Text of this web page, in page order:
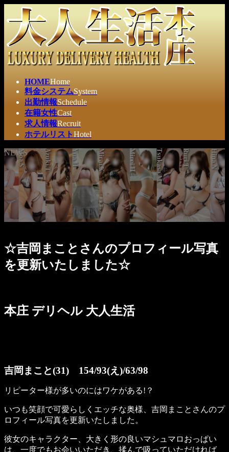
ン
ン
ツ
へ
ビ
ー
シ
ョ
HOMEHome
料金システムSystem
出勤情報Schedule
在籍女性Cast
求人情報Recruit
ホテルリストHotel
NEWS
☆吉岡まことさんのプロフィール写真
を更新いたしました☆
本庄 デリヘル 大人生活
吉岡まこと(31) 154/93(え)/63/98
リピーター様が多いのにはワケがある!？
いつも笑顔で可愛らしくエッチな奥様、吉岡まことさんのプ
ロフィール写真を更新いたしました。
彼女のキャラクター、大きく形の良いマシュマロおっぱい
は、一度でもお会いいただき、揉んで吸っていただければ